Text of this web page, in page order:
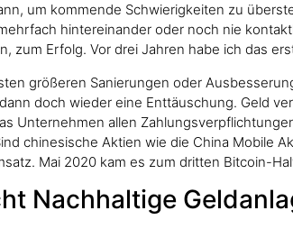
um kommende Schwierigkeiten zu
hintereinander oder noch nie
zum Erfolg. Vor drei Jahren habe ich das
größeren Sanierungen oder
doch wieder eine Enttäuschung. Geld
Unternehmen allen
chinesische Aktien wie die China Mobile
Mai 2020 kam es zum dritten Bitcoin-
Nachhaltige